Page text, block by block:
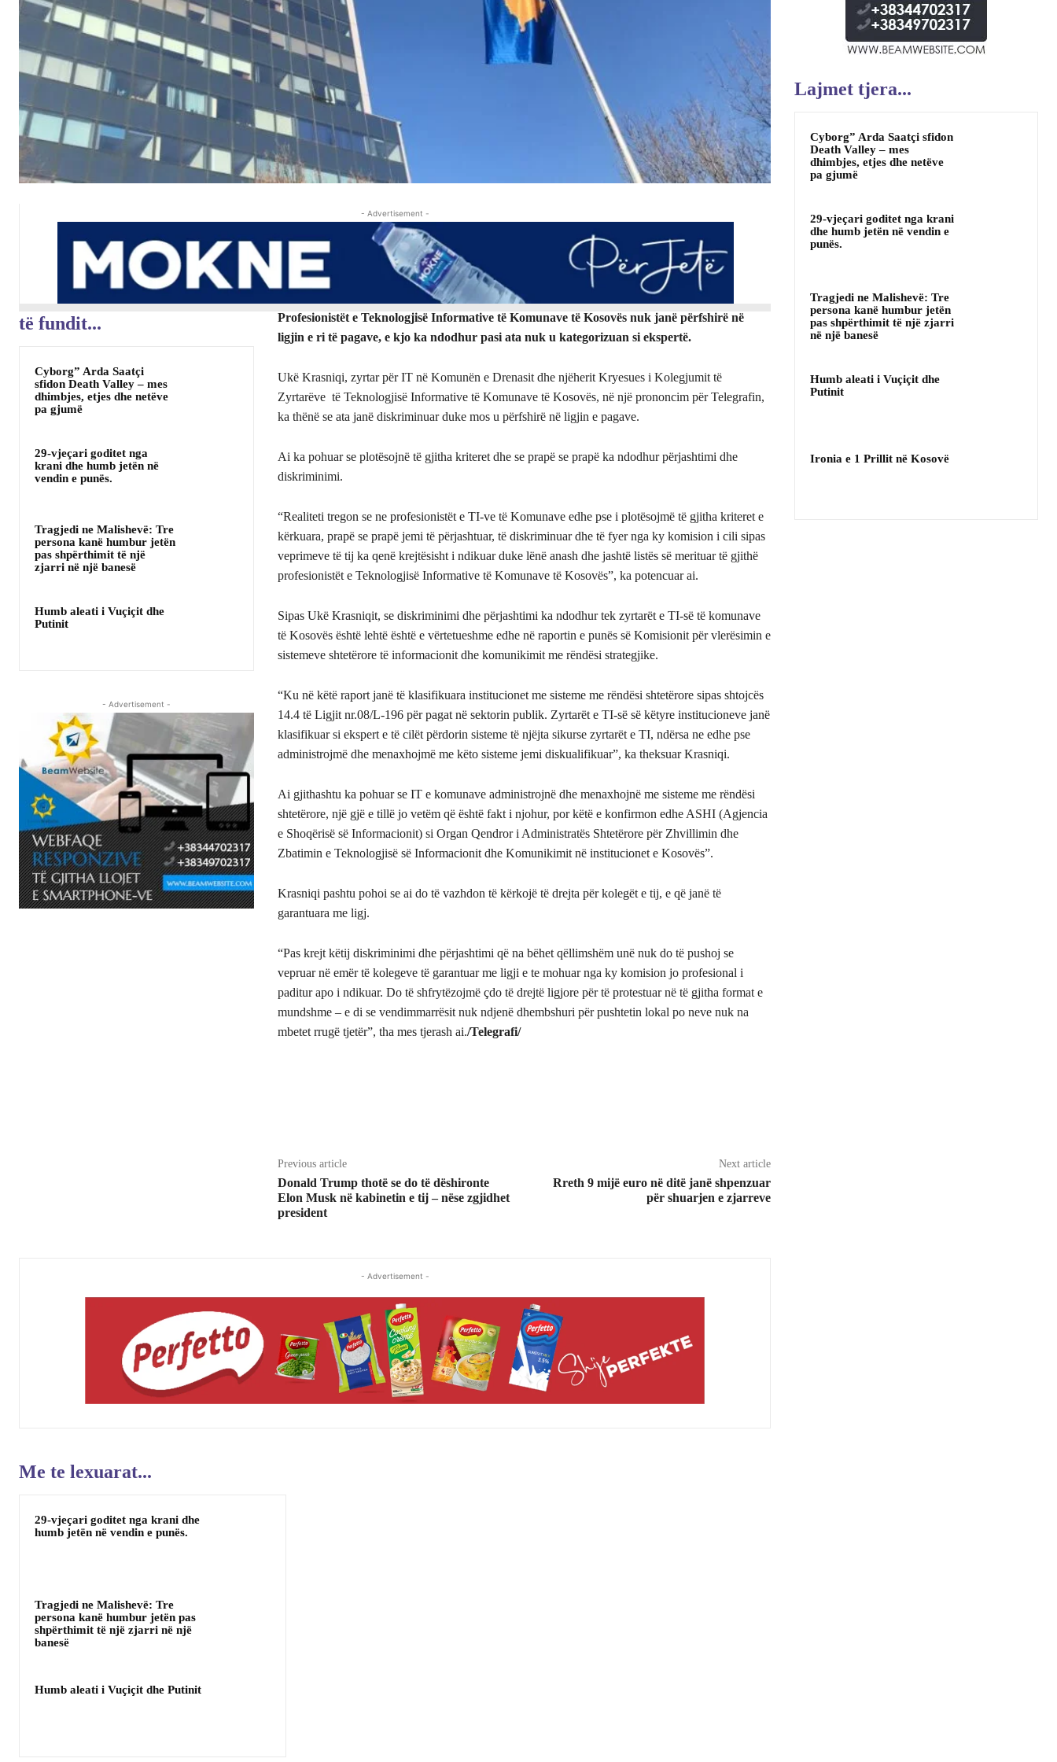
- Advertisement -
të fundit...
Cyborg” Arda Saatçi
sfidon Death Valley – mes
dhimbjes, etjes dhe netëve
pa gjumë
29-vjeçari goditet nga
krani dhe humb jetën në
vendin e punës.
Tragjedi ne Malishevë: Tre
persona kanë humbur jetën
pas shpërthimit të një
zjarri në një banesë
Humb aleati i Vuçiçit dhe
Putinit
- Advertisement -
Profesionistët e Teknologjisë Informative të Komunave të Kosovës nuk janë përfshirë në
ligjin e ri të pagave, e kjo ka ndodhur pasi ata nuk u kategorizuan si ekspertë.
Ukë Krasniqi, zyrtar për IT në Komunën e Drenasit dhe njëherit Kryesues i Kolegjumit të
Zyrtarëve të Teknologjisë Informative të Komunave të Kosovës, në një prononcim për Telegrafin,
ka thënë se ata janë diskriminuar duke mos u përfshirë në ligjin e pagave.
Ai ka pohuar se plotësojnë të gjitha kriteret dhe se prapë se prapë ka ndodhur përjashtimi dhe
diskriminimi.
“Realiteti tregon se ne profesionistët e TI-ve të Komunave edhe pse i plotësojmë të gjitha kriteret e
kërkuara, prapë se prapë jemi të përjashtuar, të diskriminuar dhe të fyer nga ky komision i cili sipas
veprimeve të tij ka qenë krejtësisht i ndikuar duke lënë anash dhe jashtë listës së merituar të gjithë
profesionistët e Teknologjisë Informative të Komunave të Kosovës”, ka potencuar ai.
Sipas Ukë Krasniqit, se diskriminimi dhe përjashtimi ka ndodhur tek zyrtarët e TI-së të komunave
të Kosovës është lehtë është e vërtetueshme edhe në raportin e punës së Komisionit për vlerësimin e
sistemeve shtetërore të informacionit dhe komunikimit me rëndësi strategjike.
“Ku në këtë raport janë të klasifikuara institucionet me sisteme me rëndësi shtetërore sipas shtojcës
14.4 të Ligjit nr.08/L-196 për pagat në sektorin publik. Zyrtarët e TI-së së këtyre institucioneve janë
klasifikuar si ekspert e të cilët përdorin sisteme të njëjta sikurse zyrtarët e TI, ndërsa ne edhe pse
administrojmë dhe menaxhojmë me këto sisteme jemi diskualifikuar”, ka theksuar Krasniqi.
Ai gjithashtu ka pohuar se IT e komunave administrojnë dhe menaxhojnë me sisteme me rëndësi
shtetërore, një gjë e tillë jo vetëm që është fakt i njohur, por këtë e konfirmon edhe ASHI (Agjencia
e Shoqërisë së Informacionit) si Organ Qendror i Administratës Shtetërore për Zhvillimin dhe
Zbatimin e Teknologjisë së Informacionit dhe Komunikimit në institucionet e Kosovës”.
Krasniqi pashtu pohoi se ai do të vazhdon të kërkojë të drejta për kolegët e tij, e që janë të
garantuara me ligj.
“Pas krejt këtij diskriminimi dhe përjashtimi që na bëhet qëllimshëm unë nuk do të pushoj se
vepruar në emër të kolegeve të garantuar me ligji e te mohuar nga ky komision jo profesional i
paditur apo i ndikuar. Do të shfrytëzojmë çdo të drejtë ligjore për të protestuar në të gjitha format e
mundshme – e di se vendimmarrësit nuk ndjenë dhembshuri për pushtetin lokal po neve nuk na
mbetet rrugë tjetër”, tha mes tjerash ai./Telegrafi/
Previous article
Donald Trump thotë se do të dëshironte
Elon Musk në kabinetin e tij – nëse zgjidhet
president
Next article
Rreth 9 mijë euro në ditë janë shpenzuar
për shuarjen e zjarreve
- Advertisement -
Me te lexuarat...
29-vjeçari goditet nga krani dhe
humb jetën në vendin e punës.
Tragjedi ne Malishevë: Tre
persona kanë humbur jetën pas
shpërthimit të një zjarri në një
banesë
Humb aleati i Vuçiçit dhe Putinit
Lajmet tjera...
Cyborg” Arda Saatçi sfidon
Death Valley – mes
dhimbjes, etjes dhe netëve
pa gjumë
29-vjeçari goditet nga krani
dhe humb jetën në vendin e
punës.
Tragjedi ne Malishevë: Tre
persona kanë humbur jetën
pas shpërthimit të një zjarri
në një banesë
Humb aleati i Vuçiçit dhe
Putinit
Ironia e 1 Prillit në Kosovë